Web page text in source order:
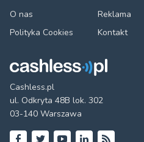
Cashless.pl
ul. Odkryta 48B lok. 302
03-140 Warszawa
O nas Reklama
Polityka Cookies
Kontakt